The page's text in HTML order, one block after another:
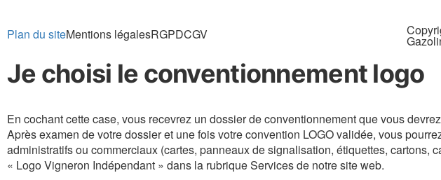
Plan du siteMentions légalesRGPDCGV
Je choisi le conventionnement logo
En cochant cette case, vous recevrez un dossier de conventionnement que vous
Après examen de votre dossier et une fois votre convention LOGO validée, vous
administratifs ou commerciaux (cartes, panneaux de signalisation, étiquettes,
« Logo Vigneron Indépendant » dans la rubrique Services de notre site web.